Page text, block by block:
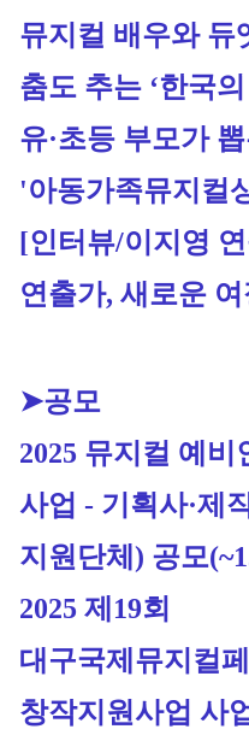
뮤지컬 배우와 듀
춤도 추는 ‘한국
유·초등 부모가
'아동가족뮤지컬
[인터뷰/이지영
연출가, 새로운
➤공모
2025 뮤지컬 예비
사업 - 기획사·제
지원단체) 공모
2025 제19회
대구국제뮤지컬
창작지원사업 사